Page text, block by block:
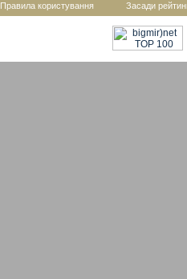
Правила користування Засади